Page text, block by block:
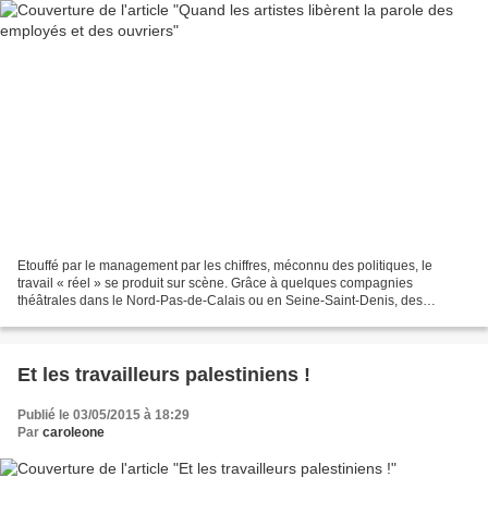
Etouffé par le management par les chiffres, méconnu des politiques, le
travail « réel » se produit sur scène. Grâce à quelques compagnies
théâtrales dans le Nord-Pas-de-Calais ou en Seine-Saint-Denis, des
Et les travailleurs palestiniens !
Publié le 03/05/2015 à 18:29
Par caroleone